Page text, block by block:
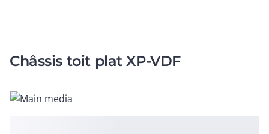
Châssis toit plat XP-VDF